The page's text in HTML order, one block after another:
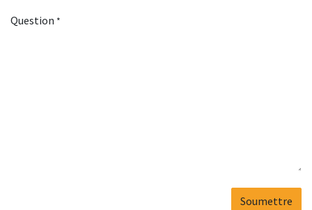
Question *
Soumettre